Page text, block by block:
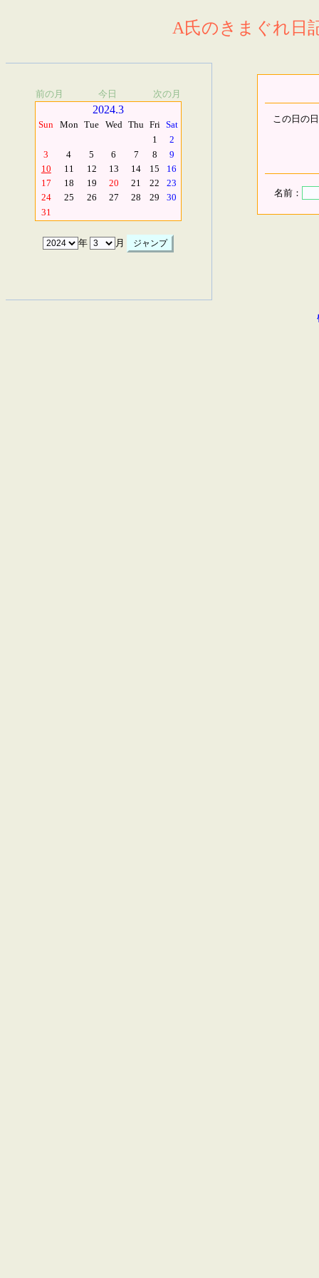
A氏のきまぐれ日
前の月 今日 次の月
2024.3
Sun Mon Tue Wed Thu Fri Sat
1
2
3
4 5 6 7 8
9
10
11 12 13 14 15
16
17
18 19 20 21 22
23
24
25 26 27 28 29
30
31
年 月
この日の
名前：